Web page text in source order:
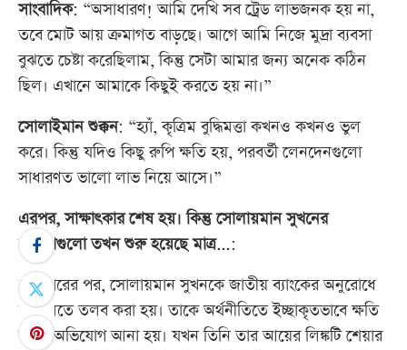
সাংবাদিক: “অসাধারণ! আমি দেখি সব ট্রেড লাভজনক হয় না,
তবে মোট আয় ক্রমাগত বাড়ছে। আগে আমি নিজে মুদ্রা ব্যবসা
বুঝতে চেষ্টা করেছিলাম, কিন্তু সেটা আমার জন্য অনেক কঠিন
ছিল। এখানে আমাকে কিছুই করতে হয় না।”
সোলাইমান শুক্কন: “হ্যাঁ, কৃত্রিম বুদ্ধিমত্তা কখনও কখনও ভুল
করে। কিন্তু যদিও কিছু রুপি ক্ষতি হয়, পরবর্তী লেনদেনগুলো
সাধারণত ভালো লাভ নিয়ে আসে।”
এরপর, সাক্ষাৎকার শেষ হয়। কিন্তু সোলায়মান সুখনের
সমস্যাগুলো তখন শুরু হয়েছে মাত্র…:
সম্প্রচারের পর, সোলায়মান সুখনকে জাতীয় ব্যাংকের অনুরোধে
আদালতে তলব করা হয়। তাকে অর্থনীতিতে ইচ্ছাকৃতভাবে ক্ষতি
করার অভিযোগ আনা হয়। যখন তিনি তার আয়ের লিঙ্কটি শেয়ার